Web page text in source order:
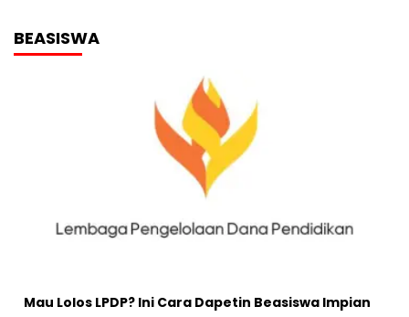
BEASISWA
Mau Lolos LPDP? Ini Cara Dapetin Beasiswa Impian